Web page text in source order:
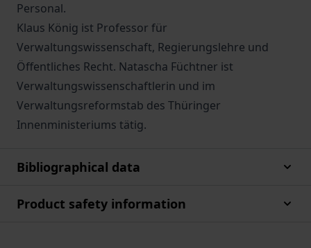
Personal.
Klaus König ist Professor für
Verwaltungswissenschaft, Regierungslehre und
Öffentliches Recht. Natascha Füchtner ist
Verwaltungswissenschaftlerin und im
Verwaltungsreformstab des Thüringer
Innenministeriums tätig.
Bibliographical data
Product safety information